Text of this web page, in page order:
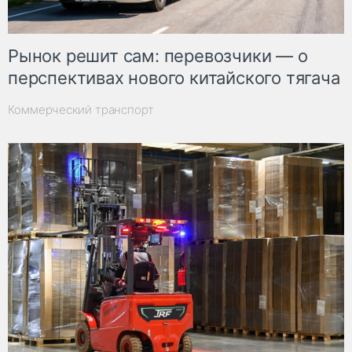
Рынок решит сам: перевозчики — о
перспективах нового китайского тягача
Коммерческий транспорт